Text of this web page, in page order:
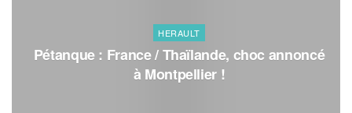
HERAULT
Pétanque : France / Thaïlande, choc annoncé
à Montpellier !